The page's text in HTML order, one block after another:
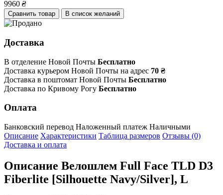
9960 ₴
Сравнить товар В список желаний
Доставка
В отделение Новой Почты Бесплатно
Доставка курьером Новой Почты на адрес 70 ₴
Доставка в поштомат Новой Почты Бесплатно
Доставка по Кривому Рогу Бесплатно
Оплата
Банковский перевод Наложенный платеж Наличными
Описание Характеристики Таблица размеров Отзывы (0)
Доставка и оплата
Описание Велошлем Full Face TLD D3
Fiberlite [Silhouette Navy/Silver], L